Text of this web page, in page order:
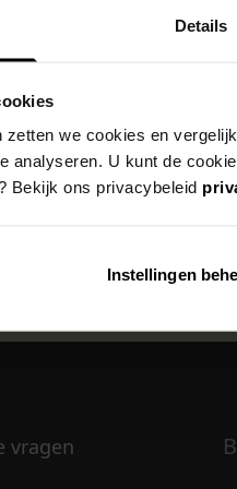
Details
we cookies en
analyseren. U kunt de
Bekijk ons privacybeleid
Instellingen
te kunnen bekijken.
vragen